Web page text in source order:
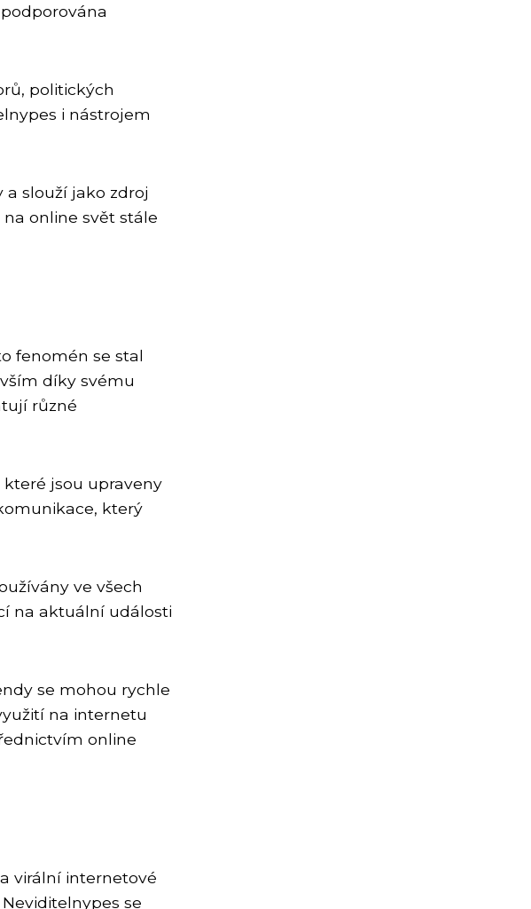
politických
i nástrojem
slouží jako zdroj
online svět stále
fenomén se stal
díky svému
různé
jsou upraveny
který
ve všech
na aktuální události
se mohou rychle
na internetu
online
virální internetové
se